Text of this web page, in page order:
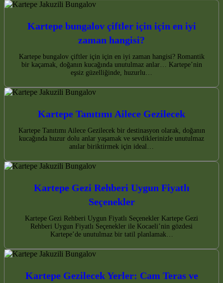
Kartepe bungalov çiftler için için en iyi
zaman hangisi?
Kartepe bungalov çiftler için için en iyi zaman hangisi? Romantik
bir kaçamak, doğanın kucağında unutulmaz anlar… Kartepe’nin
eşsiz güzelliğinde, huzurlu…
Kartepe Tanıtımı Ailece Gezilecek
Kartepe Tanıtımı Ailece Gezilecek bir destinasyon olarak, doğanın
kucağında huzur dolu anlar yaşamak ve sevdiklerinizle unutulmaz
anılar biriktirmek için ideal…
Kartepe Gezi Rehberi Uygun Fiyatlı
Seçenekler
Kartepe Gezi Rehberi Uygun Fiyatlı Seçenekler Kartepe Gezi
Rehberi Uygun Fiyatlı Seçenekler ile Kocaeli’nin gözdesi
Kartepe’de unutulmaz bir tatil planlamak…
Kartepe Gezilecek Yerler: Cam Teras ve